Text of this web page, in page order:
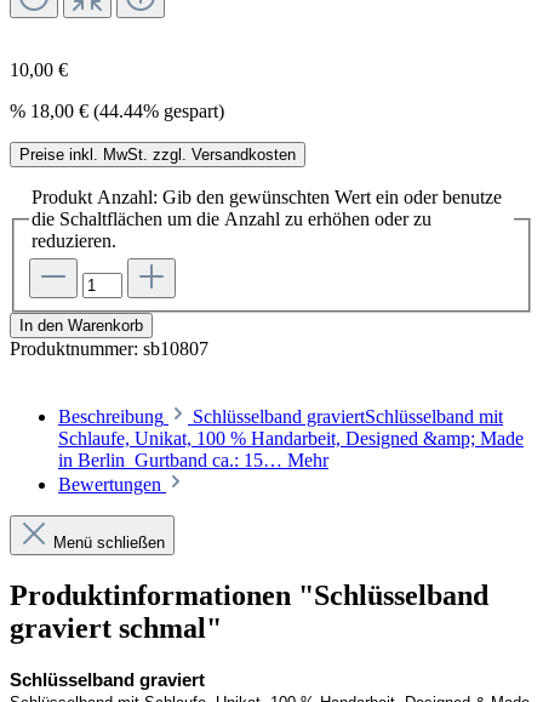
10,00 €
% 18,00 € (44.44% gespart)
Preise inkl. MwSt. zzgl. Versandkosten
Produkt Anzahl: Gib den gewünschten Wert ein oder benutze
die Schaltflächen um die Anzahl zu erhöhen oder zu
reduzieren.
In den Warenkorb
Produktnummer: sb10807
Beschreibung
Schlüsselband graviertSchlüsselband mit
Schlaufe, Unikat, 100 % Handarbeit, Designed &amp; Made
in Berlin Gurtband ca.: 15… Mehr
Bewertungen
Menü schließen
Produktinformationen "Schlüsselband
graviert schmal"
Schlüsselband graviert